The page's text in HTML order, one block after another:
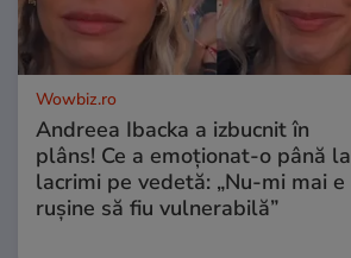
Wowbiz.ro
Andreea Ibacka a izbucnit în
plâns! Ce a emoționat-o până la
lacrimi pe vedetă: „Nu-mi mai e
rușine să fiu vulnerabilă”